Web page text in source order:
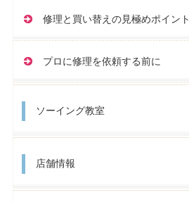
修理と買い替えの見極めポイント
プロに修理を依頼する前に
ソーイング教室
店舗情報